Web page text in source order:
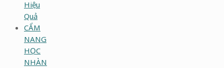
Hiệu
Quả
CẨM
NANG
HỌC
NHÀN